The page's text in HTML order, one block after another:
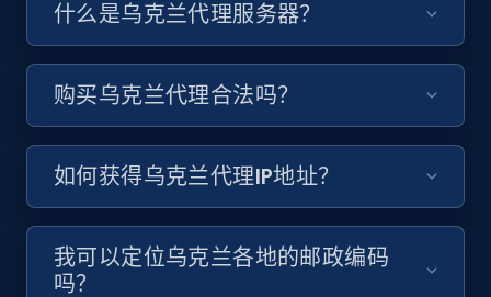
什么是乌克兰代理服务器？
购买乌克兰代理合法吗？
如何获得乌克兰代理IP地址？
我可以定位乌克兰各地的邮政编码
吗？